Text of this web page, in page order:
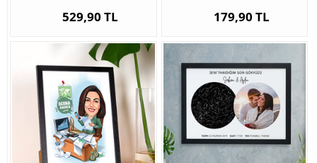
529,90 TL 179,90 TL